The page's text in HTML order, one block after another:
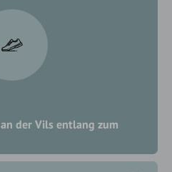
der Vils entlang zum